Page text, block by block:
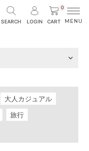
SEARCH LOGIN
0
CART
大人カジュアル
旅行